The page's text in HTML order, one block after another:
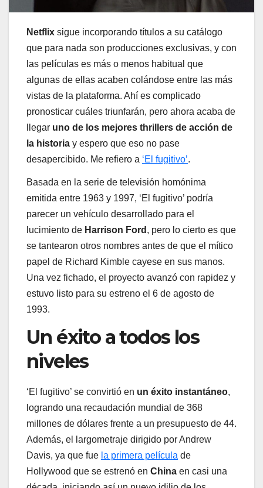
Netflix sigue incorporando títulos a su catálogo
que para nada son producciones exclusivas, y con
las películas es más o menos habitual que
algunas de ellas acaben colándose entre las más
vistas de la plataforma. Ahí es complicado
pronosticar cuáles triunfarán, pero ahora acaba de
llegar uno de los mejores thrillers de acción de
la historia y espero que eso no pase
desapercibido. Me refiero a ‘El fugitivo’.
Basada en la serie de televisión homónima
emitida entre 1963 y 1997, ‘El fugitivo’ podría
parecer un vehículo desarrollado para el
lucimiento de Harrison Ford , pero lo cierto es que
se tantearon otros nombres antes de que el mítico
papel de Richard Kimble cayese en sus manos.
Una vez fichado, el proyecto avanzó con rapidez y
estuvo listo para su estreno el 6 de agosto de
1993.
Un éxito a todos los
niveles
‘El fugitivo’ se convirtió en un éxito instantáneo,
logrando una recaudación mundial de 368
millones de dólares frente a un presupuesto de 44.
Además, el largometraje dirigido por Andrew
Davis, ya que fue la primera película de
Hollywood que se estrenó en China en casi una